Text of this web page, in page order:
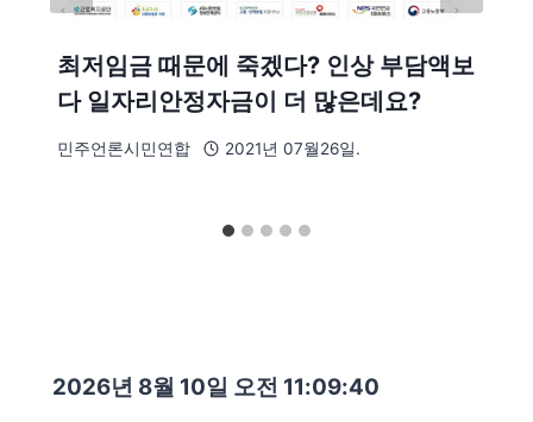
최저임금 때문에 죽겠다? 인상 부담액보
다 일자리안정자금이 더 많은데요?
민주언론시민연합 2021년 07월26일.
2026년 8월 10일 오전 11:09:41